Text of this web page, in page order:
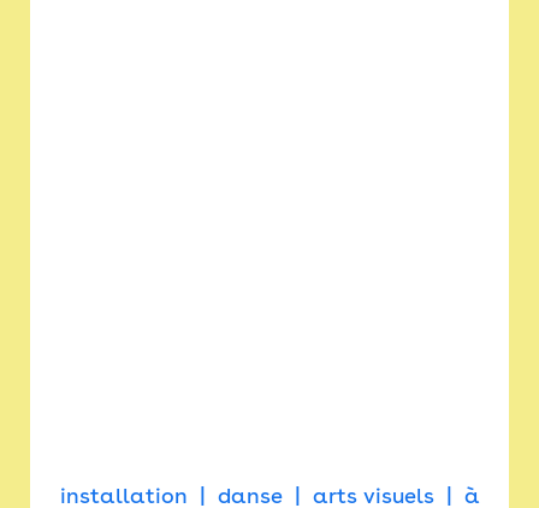
installation danse arts visuels
à